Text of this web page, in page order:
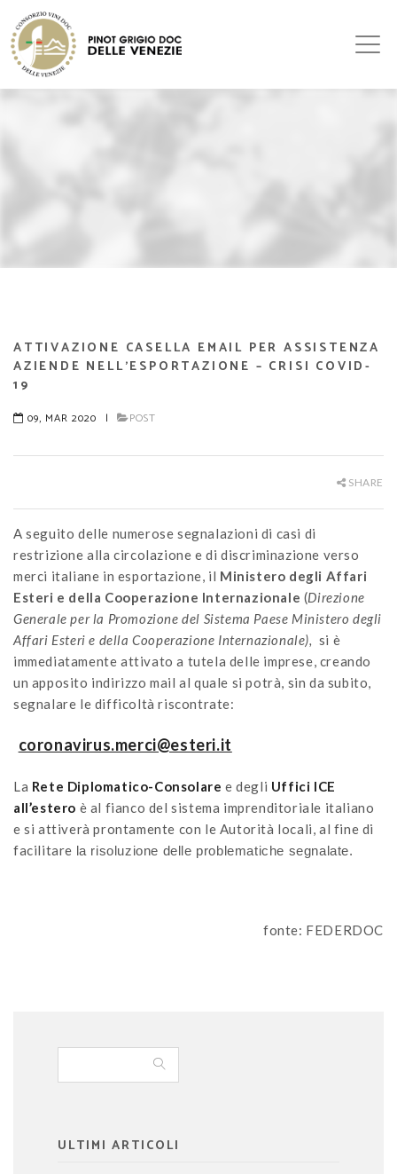
ATTIVAZIONE CASELLA EMAIL PER ASSISTENZA
AZIENDE NELL’ESPORTAZIONE – CRISI COVID-
19
09, MAR 2020 | POST
SHARE
A seguito delle numerose segnalazioni di casi di
restrizione alla circolazione e di discriminazione verso
merci italiane in esportazione, il Ministero degli Affari
Esteri e della Cooperazione Internazionale (Direzione
Generale per la Promozione del Sistema Paese Ministero degli
Affari Esteri e della Cooperazione Internazionale), si è
immediatamente attivato a tutela delle imprese, creando
un apposito indirizzo mail al quale si potrà, sin da subito,
segnalare le difficoltà riscontrate:
coronavirus.merci@esteri.it
La Rete Diplomatico-Consolare e degli Uffici ICE
all’estero è al fianco del sistema imprenditoriale italiano
e si attiverà prontamente con le Autorità locali, al fine di
facilitare la risoluzione delle problematiche segnalate.
fonte: FEDERDOC
ULTIMI ARTICOLI